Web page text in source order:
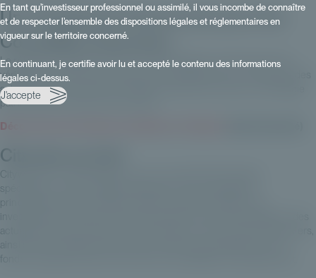
En tant qu’investisseur professionnel ou assimilé, il vous incombe de connaître
et de respecter l’ensemble des dispositions légales et réglementaires en
vigueur sur le territoire concerné.
En continuant, je certifie avoir lu et accepté le contenu des informations
légales ci-dessus.
J'accepte
Un changement de posture pour les
Conseillers financiers
Le rôle des conseillers évolue : d’intermédiaires, ils deviennent de
véritables architectes de solutions d’investissement, en proposant des
solutions à leurs clients qui s’intègrent pleinement dans une stratégie
patrimoniale cohérente et évolutive.
Découvrez notre tribune complète sur Citywire
Citywire en bref
Citywire est un média financier et une société d'information
spécialisée, créée en 1999 au Royaume-Uni, qui s'adresse
principalement aux professionnels de la gestion d'actifs, des
investissements et des services financiers. Il fournit des analyses, des
actualités, des données et des informations sur les marchés financiers,
ainsi que des classements et des recherches spécifiques sur les
fonds, les gestionnaires de fonds et les stratégies d'investissement.